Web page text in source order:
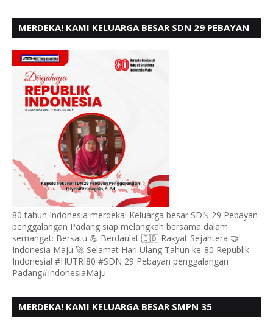
MERDEKA! KAMI KELUARGA BESAR SDN 29 PEBAYAN
KE - 80
80 tahun Indonesia merdeka! Keluarga besar SDN 29 Pebayan
penggalangan Padang siap melangkah bersama dalam
semangat: Bersatu 💪 Berdaulat 🇮🇩 Rakyat Sejahtera 🤝
Indonesia Maju 🚀 Selamat Hari Ulang Tahun ke-80 Republik
Indonesia! #HUTRI80 #SDN 29 Pebayan penggalangan
Padang#IndonesiaMaju
MERDEKA! KAMI KELUARGA BESAR SMPN 35